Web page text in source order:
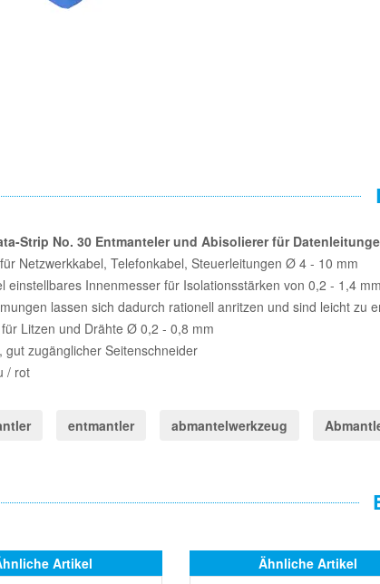
Strip No. 30 Entmanteler und Abisolierer für
Netzwerkkabel, Telefonkabel, Steuerleitungen Ø 4 - 10 mm
einstellbares Innenmesser für Isolationsstärken von 0,2 - 1,4 mm
lassen sich dadurch rationell anritzen und sind leicht zu
Litzen und Drähte Ø 0,2 - 0,8 mm
gut zugänglicher Seitenschneider
/ rot
entmantler abmantelwerkzeug
Artikel Ähnliche Artikel